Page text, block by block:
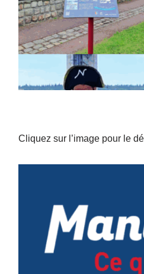
Cliquez sur l’image pour le